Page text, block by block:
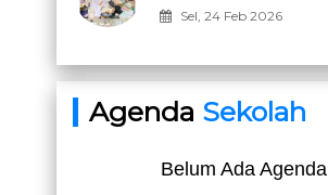
Sel, 24 Feb 2026
Agenda Sekolah
Belum Ada Agenda